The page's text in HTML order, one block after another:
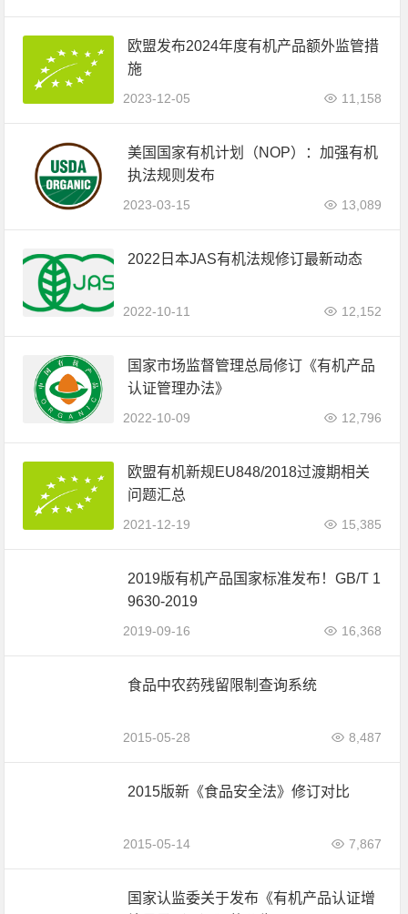
欧盟发布2024年度有机产品额外监管措
施
2023-12-05 11,158
美国国家有机计划（NOP）：加强有机
执法规则发布
2023-03-15 13,089
2022日本JAS有机法规修订最新动态
2022-10-11 12,152
国家市场监督管理总局修订《有机产品
认证管理办法》
2022-10-09 12,796
欧盟有机新规EU848/2018过渡期相关
问题汇总
2021-12-19 15,385
2019版有机产品国家标准发布！GB/T 1
9630-2019
2019-09-16 16,368
食品中农药残留限制查询系统
2015-05-28 8,487
2015版新《食品安全法》修订对比
2015-05-14 7,867
国家认监委关于发布《有机产品认证增